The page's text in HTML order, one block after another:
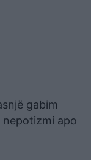
gabim
apo